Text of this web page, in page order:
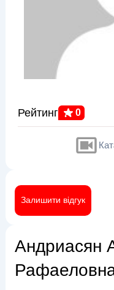
Рейтинг 0
Залишити відгук
Андриасян